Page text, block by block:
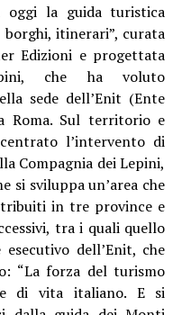
oggi la guida turistica
itinerari”, curata
Edizioni e progettata
che ha voluto
sede dell’Enit (Ente
Roma. Sul territorio e
l’intervento di
Compagnia dei Lepini,
si sviluppa un’area che
in tre province e
tra i quali quello
dell’Enit, che
“La forza del turismo
di vita italiano. E si